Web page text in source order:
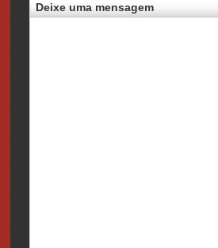
Deixe uma mensagem